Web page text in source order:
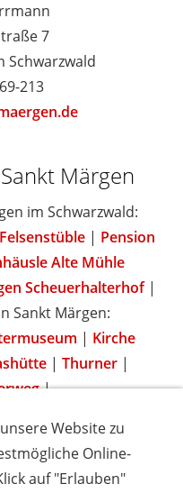
7
Schwarzwald
213
Märgen
im Schwarzwald:
| Pension
Alte Mühle
Scheuerhalterhof|
Sankt Märgen:
| Kirche
| Thurner |
|
AGB
Website zu
Online-
auf "Erlauben"